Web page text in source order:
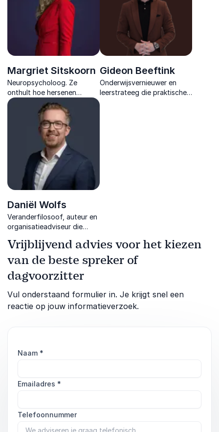
Margriet Sitskoorn
Neuropsycholoog. Ze
onthult hoe hersenen
gedrag sturen en hoe je die
kennis inzet voor betere
prestaties, focus en
leiderschap.
Gideon Beeftink
Onderwijsvernieuwer en
leerstrateeg die praktische
Daniël Wolfs
Veranderfilosoof, auteur en
organisatieadviseur die
een menselijk proces en
organisaties helpt de kern
te doorgronden.
Vrijblijvend advies voor het kiezen
van de beste spreker of
dagvoorzitter
Vul onderstaand formulier in. Je krijgt snel een
reactie op jouw informatieverzoek.
Naam *
Emailadres *
Telefoonnummer